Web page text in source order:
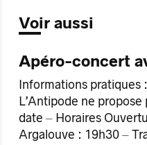
Voir aussi
Apéro-concert
Informations
L’Antipode ne
date ⏤ Horaires
Argalouve : 19h30 ⏤